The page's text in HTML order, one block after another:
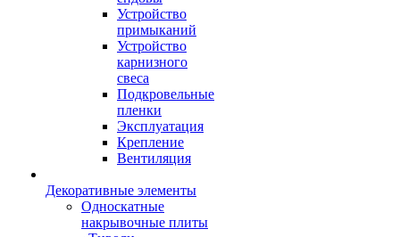
Устройство
примыканий
Устройство
карнизного
свеса
Подкровельные
пленки
Эксплуатация
Крепление
Вентиляция
Декоративные элементы
Односкатные
накрывочные плиты